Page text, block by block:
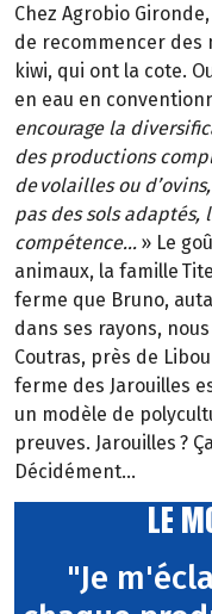
Chez Agrobio
de recommencer des
kiwi, qui ont la cote.
en eau en
encourage la
des productions
de volailles ou
pas des sols adaptés,
compétence… » Le
animaux, la famille
ferme que Bruno,
dans ses rayons,
Coutras, près de
ferme des Jarouilles
un modèle de
preuves. Jarouilles ?
Décidément…
LE
"Je